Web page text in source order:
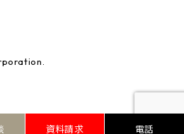
資料請求 電話